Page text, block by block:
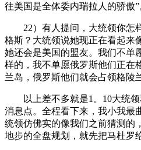
往美国是全体委内瑞拉人的骄傲”
22）有人提问，大统领你怎
格斯？大统领说她现正在看起来
她还会是美国的盟友。我们不单
样的，我不单愿俄罗斯他们正在
兰岛，俄罗斯他们就会占领格陵
以上差不多就是1。10大统领
消息点。全程看下来，我小我最
统领仿佛实的像我们之前猜测的
地步的全盘规划，就先把马杜罗